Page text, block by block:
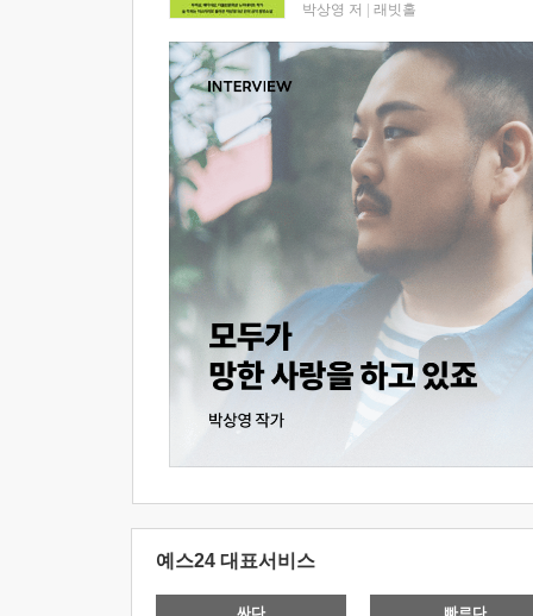
박상영 저 래빗홀
예스24 대표서비스
싸다 빠르다